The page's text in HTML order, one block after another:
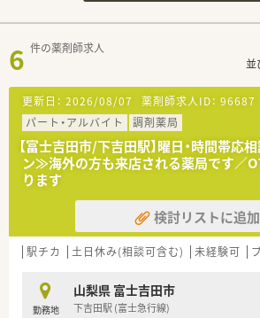
6 件の薬剤師求人
並
更新日： 2026/08/07 薬剤師求人ID： 96687
パート・アルバイト
調剤薬局
【富士吉田市/下吉田駅】曜日・時間帯応
ン≫海外の方も来店される薬局です／
ります
検討リストに追加
駅チカ 土日休み(相談可含む) 未経験可
勤務地
山梨県 富士吉田市
下吉田駅 (富士急行線)